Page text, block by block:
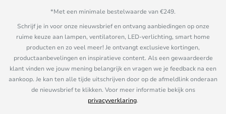
*Met een minimale bestelwaarde van €249.
Schrijf je in voor onze nieuwsbrief en ontvang aanbiedingen op onze
ruime keuze aan lampen, ventilatoren, LED-verlichting, smart home
producten en zo veel meer! Je ontvangt exclusieve kortingen,
productaanbevelingen en inspiratieve content. Als een gewaardeerde
klant vinden we jouw mening belangrijk en vragen we je feedback na een
aankoop. Je kan ten alle tijde uitschrijven door op de afmeldlink onderaan
de nieuwsbrief te klikken. Voor meer informatie bekijk ons
privacyverklaring.